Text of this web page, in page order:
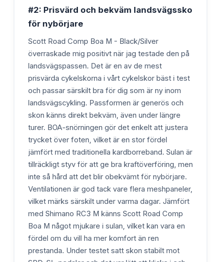
#2: Prisvärd och bekväm landsvägssko
för nybörjare
Scott Road Comp Boa M - Black/Silver
överraskade mig positivt när jag testade den på
landsvägspassen. Det är en av de mest
prisvärda cykelskorna i vårt cykelskor bäst i test
och passar särskilt bra för dig som är ny inom
landsvägscykling. Passformen är generös och
skon känns direkt bekväm, även under längre
turer. BOA-snörningen gör det enkelt att justera
trycket över foten, vilket är en stor fördel
jämfört med traditionella kardborreband. Sulan är
tillräckligt styv för att ge bra kraftöverföring, men
inte så hård att det blir obekvämt för nybörjare.
Ventilationen är god tack vare flera meshpaneler,
vilket märks särskilt under varma dagar. Jämfört
med Shimano RC3 M känns Scott Road Comp
Boa M något mjukare i sulan, vilket kan vara en
fördel om du vill ha mer komfort än ren
prestanda. Under testet satt skon stabilt mot